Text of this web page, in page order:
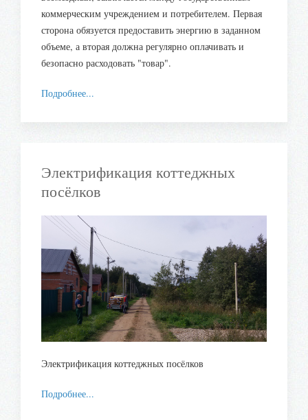
коммерческим учреждением и потребителем. Первая
сторона обязуется предоставить энергию в заданном
объеме, а вторая должна регулярно оплачивать и
безопасно расходовать "товар".
Подробнее...
Электрификация коттеджных
посёлков
Электрификация коттеджных посёлков
Подробнее...